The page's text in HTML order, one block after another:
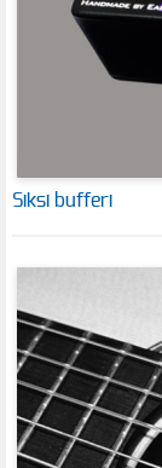
Siksi bufferi